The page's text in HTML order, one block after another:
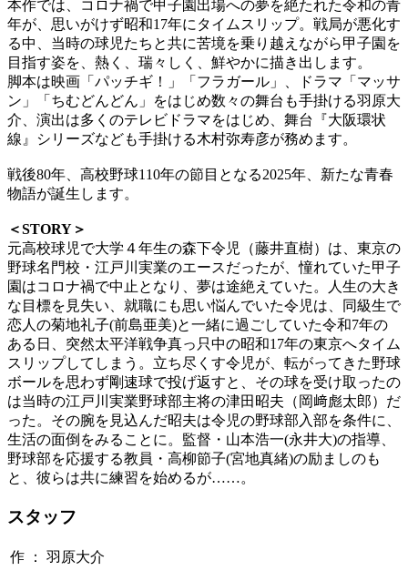
本作では、コロナ禍で甲子園出場への夢を絶たれた令和の青
年が、思いがけず昭和17年にタイムスリップ。戦局が悪化す
る中、当時の球児たちと共に苦境を乗り越えながら甲子園を
目指す姿を、熱く、瑞々しく、鮮やかに描き出します。
脚本は映画「パッチギ！」「フラガール」、ドラマ「マッサ
ン」「ちむどんどん」をはじめ数々の舞台も手掛ける羽原大
介、演出は多くのテレビドラマをはじめ、舞台『大阪環状
線』シリーズなども手掛ける木村弥寿彦が務めます。
戦後80年、高校野球110年の節目となる2025年、新たな青春
物語が誕生します。
＜STORY＞
元高校球児で大学４年生の森下令児（藤井直樹）は、東京の
野球名門校・江戸川実業のエースだったが、憧れていた甲子
園はコロナ禍で中止となり、夢は途絶えていた。人生の大き
な目標を見失い、就職にも思い悩んでいた令児は、同級生で
恋人の菊地礼子(前島亜美)と一緒に過ごしていた令和7年の
ある日、突然太平洋戦争真っ只中の昭和17年の東京へタイム
スリップしてしまう。立ち尽くす令児が、転がってきた野球
ボールを思わず剛速球で投げ返すと、その球を受け取ったの
は当時の江戸川実業野球部主将の津田昭夫（岡﨑彪太郎）だ
った。その腕を見込んだ昭夫は令児の野球部入部を条件に、
生活の面倒をみることに。監督・山本浩一(永井大)の指導、
野球部を応援する教員・高柳節子(宮地真緒)の励ましのも
と、彼らは共に練習を始めるが……。
スタッフ
作 ：
羽原大介